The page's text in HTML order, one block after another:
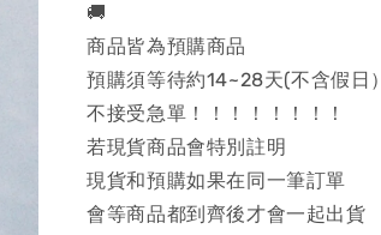
🚚
商品皆為預購商品
預購須等待約14~28天(不含假日）
不接受急單！！！！！！！！
若現貨商品會特別註明
現貨和預購如果在同一筆訂單
會等商品都到齊後才會一起出貨